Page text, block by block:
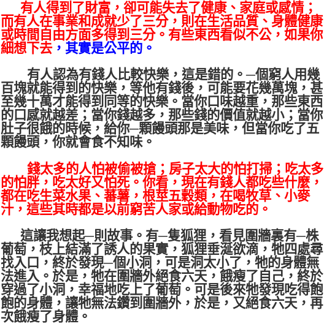
有人得到了財富，卻可能失去了健康、家庭或感情；
而有人在事業和成就少了三分，則在生活品質、身體健康
或時間自由方面多得到三分。有些東西看似不公，如果你
細想下去，其實是公平的。
有人認為有錢人比較快樂，這是錯的。 ─個窮人用幾
百塊就能得到的快樂，等他有錢後，可能要花幾萬塊，甚
至幾十萬才能得到同等的快樂。當你口味越重，那些東西
的口感就越差；當你錢越多，那些錢的價值就越小；當你
肚子很餓的時候，給你─顆饅頭那是美味，但當你吃了五
顆饅頭，你就會食不知味。
錢太多的人怕被偷被搶；房子太大的怕打掃；吃太多
的怕胖，吃太好又怕死。你看，現在有錢人都吃些什麼，
都在吃生菜水果、蕃薯，根莖五穀類，在喝牧草、小麥
汁，這些其時都是以前窮苦人家或給動物吃的。
這讓我想起─則故事。有─隻狐狸，看見圍牆裏有─株
葡萄，枝上結滿了誘人的果實，狐狸垂涎欲滴，牠四處尋
找入口，終於發現─個小洞，可是洞太小了，牠的身體無
法進入。於是，牠在圍牆外絕食六天，餓瘦了自己，終於
穿過了小洞，幸福地吃上了葡萄。可是後來牠發現吃得飽
飽的身體，讓牠無法鑽到圍牆外，於是，又絕食六天，再
次餓瘦了身體。